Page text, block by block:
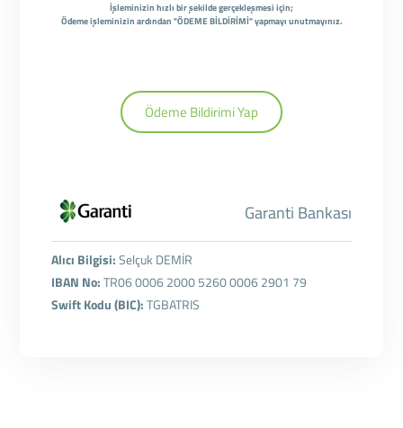
İşleminizin hızlı bir şekilde gerçekleşmesi için;
Ödeme işleminizin ardından "ÖDEME BİLDİRİMİ" yapmayı unutmayınız.
Ödeme Bildirimi Yap
Garanti Bankası
Alıcı Bilgisi:Selçuk DEMİR
IBAN No:TR06 0006 2000 5260 0006 2901 79
Swift Kodu (BIC):TGBATRIS